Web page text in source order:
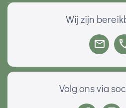
Wij zijn
Volg ons via